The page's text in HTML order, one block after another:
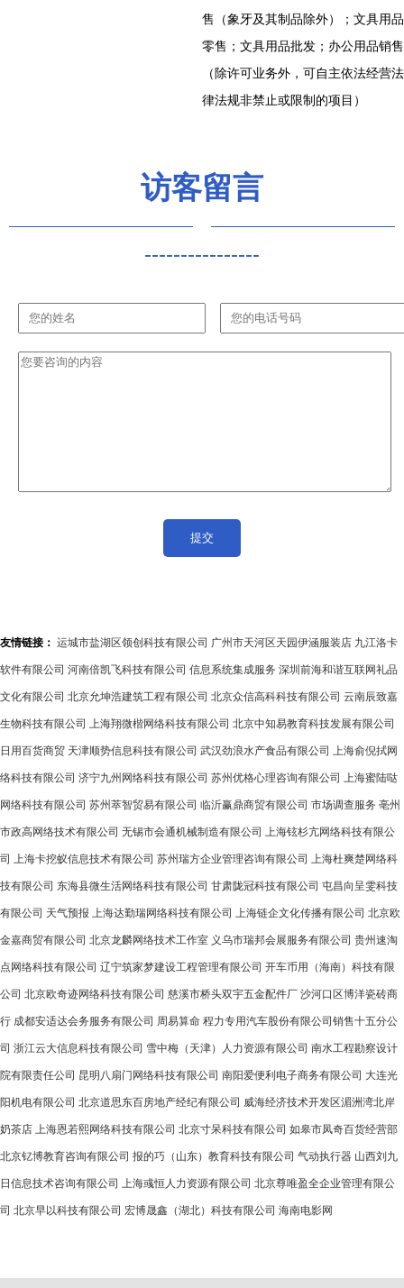
售（象牙及其制品除外）；文具用品
零售；文具用品批发；办公用品销售
（除许可业务外，可自主依法经营法
律法规非禁止或限制的项目）
访客留言
----------------
友情链接： 运城市盐湖区领创科技有限公司 广州市天河区天园伊涵服装店 九江洛卡
软件有限公司 河南倍凯飞科技有限公司 信息系统集成服务 深圳前海和谐互联网礼品
文化有限公司 北京允坤浩建筑工程有限公司 北京众信高科科技有限公司 云南辰致嘉
生物科技有限公司 上海翔微楷网络科技有限公司 北京中知易教育科技发展有限公司
日用百货商贸 天津顺势信息科技有限公司 武汉劲浪水产食品有限公司 上海俞倪拭网
络科技有限公司 济宁九州网络科技有限公司 苏州优格心理咨询有限公司 上海蜜陆哒
网络科技有限公司 苏州萃智贸易有限公司 临沂赢鼎商贸有限公司 市场调查服务 亳州
市政高网络技术有限公司 无锡市会通机械制造有限公司 上海铉杉亢网络科技有限公
司 上海卡挖蚁信息技术有限公司 苏州瑞方企业管理咨询有限公司 上海杜爽楚网络科
技有限公司 东海县微生活网络科技有限公司 甘肃陇冠科技有限公司 屯昌向呈雯科技
有限公司 天气预报 上海达勤瑞网络科技有限公司 上海链企文化传播有限公司 北京欧
金嘉商贸有限公司 北京龙麟网络技术工作室 义乌市瑞邦会展服务有限公司 贵州速淘
点网络科技有限公司 辽宁筑家梦建设工程管理有限公司 开车币用（海南）科技有限
公司 北京欧奇迹网络科技有限公司 慈溪市桥头双宇五金配件厂 沙河口区博洋瓷砖商
行 成都安适达会务服务有限公司 周易算命 程力专用汽车股份有限公司销售十五分公
司 浙江云大信息科技有限公司 雪中梅（天津）人力资源有限公司 南水工程勘察设计
院有限责任公司 昆明八扇门网络科技有限公司 南阳爱便利电子商务有限公司 大连光
阳机电有限公司 北京道思东百房地产经纪有限公司 威海经济技术开发区湄洲湾北岸
奶茶店 上海恩若熙网络科技有限公司 北京寸呆科技有限公司 如皋市凤奇百货经营部
北京钇博教育咨询有限公司 报的巧（山东）教育科技有限公司 气动执行器 山西刘九
日信息技术咨询有限公司 上海彧恒人力资源有限公司 北京尊唯盈全企业管理有限公
司 北京早以科技有限公司 宏博晟鑫（湖北）科技有限公司 海南电影网